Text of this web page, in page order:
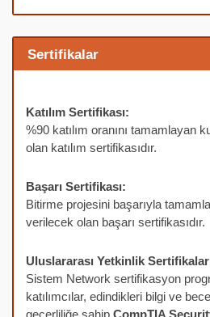
Sertifikalar
Katılım Sertifikası:
%90 katılım oranını tamamlayan
olan katılım sertifikasıdır.
Başarı Sertifikası:
Bitirme projesini başarıyla
verilecek olan başarı sertifikasıdır.
Uluslararası Yetkinlik
Sistem Network sertifikasyon
katılımcılar, edindikleri bilgi ve